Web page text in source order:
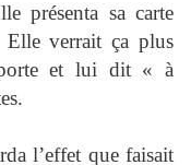
présenta sa carte
verrait ça plus
et lui dit « à
l’effet que faisait